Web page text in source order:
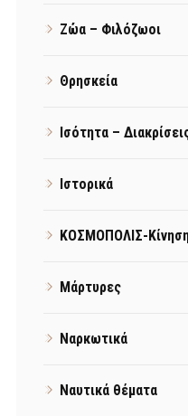
Ζώα – Φιλόζωοι
Θρησκεία
Ισότητα –
Ιστορικά
ΚΟΣΜΟΠΟΛΙΣ-
Μάρτυρες
Ναρκωτικά
Ναυτικά θέματα